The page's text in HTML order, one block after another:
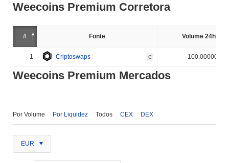
Weecoins Premium Corretora
# Fonte Volume 24h (%)
1 Criptoswaps C 100.000000%
Weecoins Premium Mercados
Por Volume Por Liquidez Todos CEX DEX
EUR